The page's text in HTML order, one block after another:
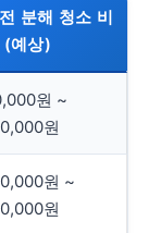
분해 청소 비
(예상)
원 ~
원
원 ~
원